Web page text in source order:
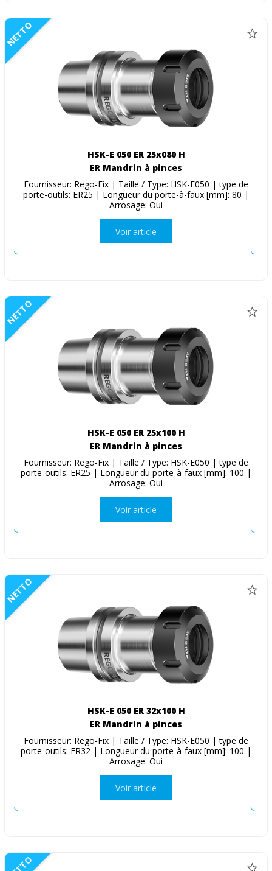
NETTO
HSK-E 050 ER 25x080 H
ER Mandrin à pinces
Fournisseur: Rego-Fix | Taille / Type: HSK-E050 | type de
porte-outils: ER25 | Longueur du porte-à-faux [mm]: 80 |
Arrosage: Oui
Voir article
NETTO
HSK-E 050 ER 25x100 H
ER Mandrin à pinces
Fournisseur: Rego-Fix | Taille / Type: HSK-E050 | type de
porte-outils: ER25 | Longueur du porte-à-faux [mm]: 100 |
Arrosage: Oui
Voir article
NETTO
HSK-E 050 ER 32x100 H
ER Mandrin à pinces
Fournisseur: Rego-Fix | Taille / Type: HSK-E050 | type de
porte-outils: ER32 | Longueur du porte-à-faux [mm]: 100 |
Arrosage: Oui
Voir article